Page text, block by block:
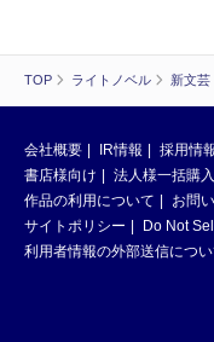
TOP ライトノベル 新文芸
会社概要 IR情報 採用情
書店様向け
法人様一括購入
作品の利用について
お問
サイトポリシー
Do Not
利用者情報の外部送信につ